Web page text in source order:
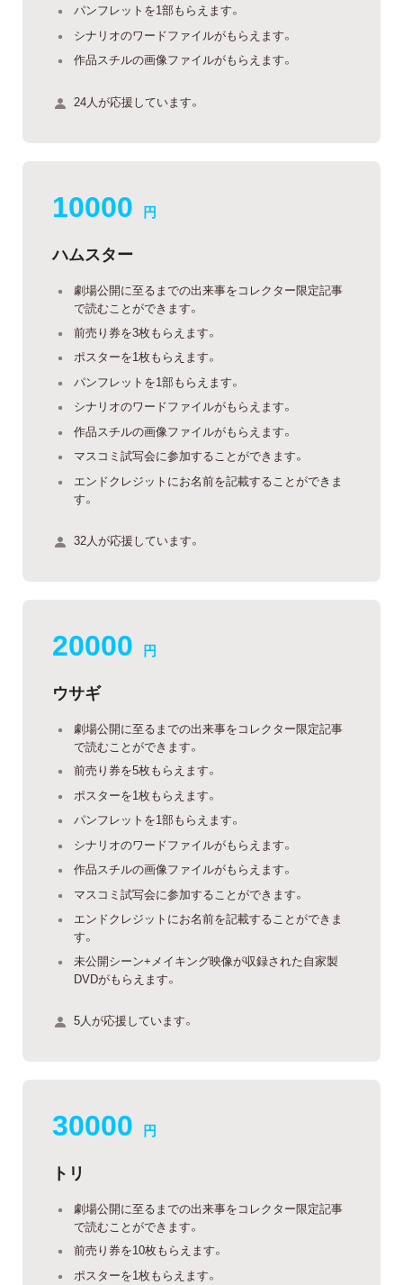
パンフレットを1部もらえます。
シナリオのワードファイルがもらえます。
作品スチルの画像ファイルがもらえます。
24人が応援しています。
10000 円
ハムスター
劇場公開に至るまでの出来事をコレクター限定記事
で読むことができます。
前売り券を3枚もらえます。
ポスターを1枚もらえます。
パンフレットを1部もらえます。
シナリオのワードファイルがもらえます。
作品スチルの画像ファイルがもらえます。
マスコミ試写会に参加することができます。
エンドクレジットにお名前を記載することができま
す。
32人が応援しています。
20000 円
ウサギ
劇場公開に至るまでの出来事をコレクター限定記事
で読むことができます。
前売り券を5枚もらえます。
ポスターを1枚もらえます。
パンフレットを1部もらえます。
シナリオのワードファイルがもらえます。
作品スチルの画像ファイルがもらえます。
マスコミ試写会に参加することができます。
エンドクレジットにお名前を記載することができま
す。
未公開シーン+メイキング映像が収録された自家製
DVDがもらえます。
5人が応援しています。
30000 円
トリ
劇場公開に至るまでの出来事をコレクター限定記事
で読むことができます。
前売り券を10枚もらえます。
ポスターを1枚もらえます。